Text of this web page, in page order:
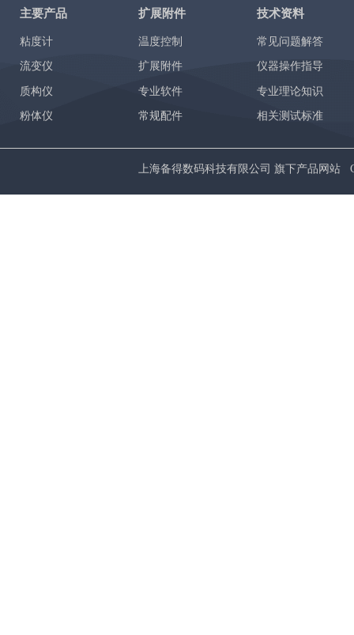
上海备得数码科技有限公司 旗下产品网站
常见问题解答
仪器操作指导
专业理论知识
相关测试标准
主要产品 技术资料
扩展附件
粘度计
流变仪
质构仪
粉体仪
温度控制
扩展附件
专业软件
常规配件